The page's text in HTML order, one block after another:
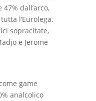
dall’arco,
l’Eurolega.
sopracitate,
e Jerome
game
analcolico